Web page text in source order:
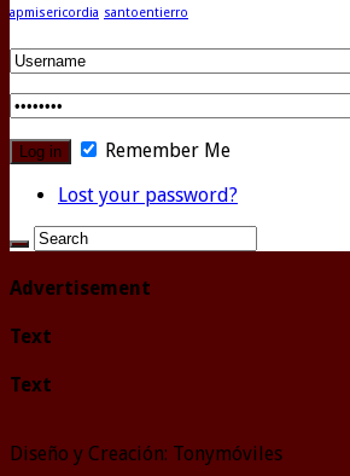
apmisericordia santoentierro
Remember Me
Lost your password?
Advertisement
Text
Text
Diseño y Creación: Tonymóviles